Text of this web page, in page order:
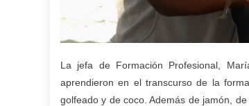
La jefa de Formación Profesional,
aprendieron en el transcurso de la
golfeado y de coco. Además de jamón,